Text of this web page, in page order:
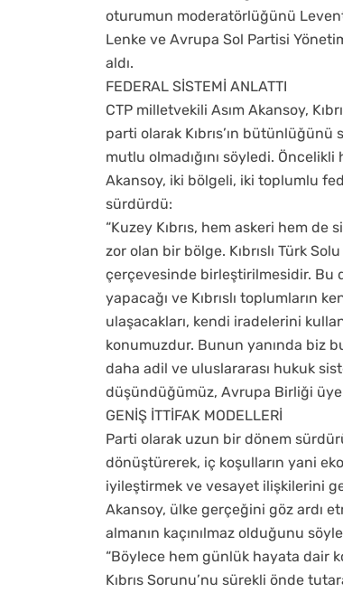
oturumun moderatörlüğünü
Lenke ve Avrupa Sol Partisi
aldı.
FEDERAL SİSTEMİ ANLATTI
CTP milletvekili Asım Akansoy,
parti olarak Kıbrıs’ın
mutlu olmadığını söyledi.
Akansoy, iki bölgeli, iki toplumlu
sürdürdü:
“Kuzey Kıbrıs, hem askeri hem
zor olan bir bölge. Kıbrıslı Türk
çerçevesinde birleştirilmesidir. Bu
yapacağı ve Kıbrıslı toplumların
ulaşacakları, kendi iradelerini
konumuzdur. Bunun yanında biz
daha adil ve uluslararası hukuk
düşündüğümüz, Avrupa Birliği
GENİŞ İTTİFAK MODELLERİ
Parti olarak uzun bir dönem
dönüştürerek, iç koşulların yani
iyileştirmek ve vesayet ilişkilerini
Akansoy, ülke gerçeğini göz ardı
almanın kaçınılmaz olduğunu
“Böylece hem günlük hayata dair
Kıbrıs Sorunu’nu sürekli önde